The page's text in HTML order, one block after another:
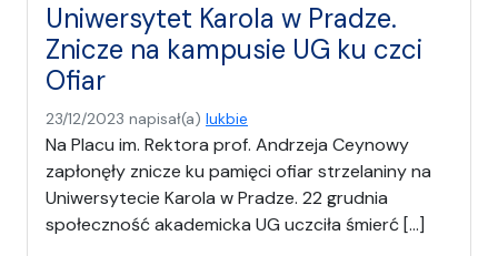
Uniwersytet Karola w Pradze.
Znicze na kampusie UG ku czci
Ofiar
23/12/2023 napisał(a) lukbie
Na Placu im. Rektora prof. Andrzeja Ceynowy
zapłonęły znicze ku pamięci ofiar strzelaniny na
Uniwersytecie Karola w Pradze. 22 grudnia
społeczność akademicka UG uczciła śmierć […]